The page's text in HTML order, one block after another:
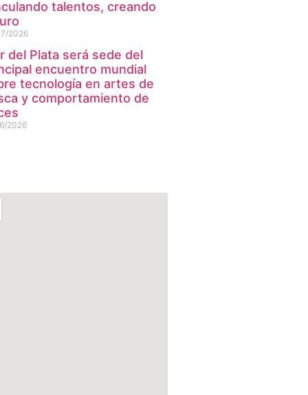
talentos, creando
2026
del Plata será sede del
encuentro mundial
tecnología en artes de
y comportamiento de
2026